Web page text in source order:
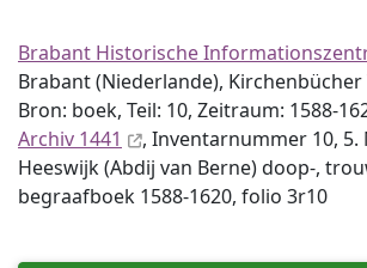
Brabant Historische
Brabant (Niederlande), Kirchenbücher
Bron: boek, Teil: 10, Zeitraum: 1588-
Archiv 1441
, Inventar­nummer 10, 5.
Heeswijk (Abdij van Berne) doop-,
begraafboek 1588-1620, folio 3r10